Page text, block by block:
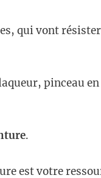
qui vont
pinceau
.
est votre